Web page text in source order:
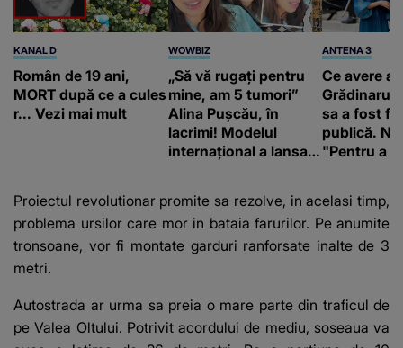
KANAL D
Român de 19 ani,
MORT după ce a cules
r... Vezi mai mult
WOWBIZ
„Să vă rugați pentru
mine, am 5 tumori”
Alina Pușcău, în
lacrimi! Modelul
internațional a lansat
o boală gravă
ANTENA 3
Ce avere
Grădinaru.
sa a fost
publică.
"Pentru a
Proiectul revolutionar promite sa rezolve, in acelasi timp,
problema ursilor care mor in bataia farurilor. Pe anumite
tronsoane, vor fi montate garduri ranforsate inalte de 3
metri.
Autostrada ar urma sa preia o mare parte din traficul de
pe Valea Oltului. Potrivit acordului de mediu, soseaua va